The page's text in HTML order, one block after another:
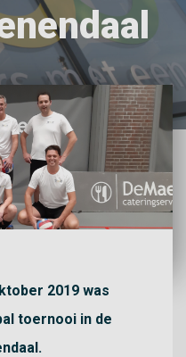
2019 was
toernooi in de